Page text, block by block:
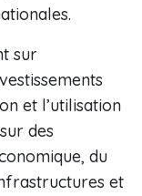
sur
et l’utilisation
des
du
et